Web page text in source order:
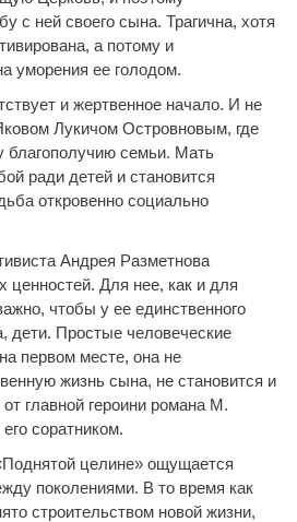
с ней своего сына. Трагична, хотя
а потому и
уморения ее голодом.
и жертвенное начало. И не
Лукичом Островновым, где
благополучию семьи. Мать
ради детей и становится
откровенно социально
Андрея Разметнова
ценностей. Для нее, как и для
чтобы у ее единственного
дети. Простые человеческие
первом месте, она не
жизнь сына, не становится и
главной героини романа М.
соратником.
целине» ощущается
поколениями. В то время как
строительством новой жизни,